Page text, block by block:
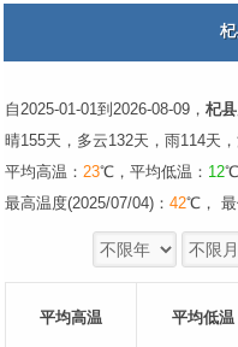
自2025-01-01到2026-08-09， 杞县
晴155天，多云132天，雨114天
平均高温： 23℃，平均低温： 12℃
最高温度(2025/07/04)： 42℃， 最
平均高温 平均低温